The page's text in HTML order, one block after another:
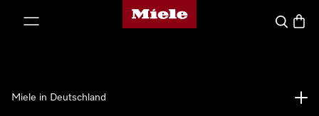
Miele-Homepage
Suche
Miele in Deutschland